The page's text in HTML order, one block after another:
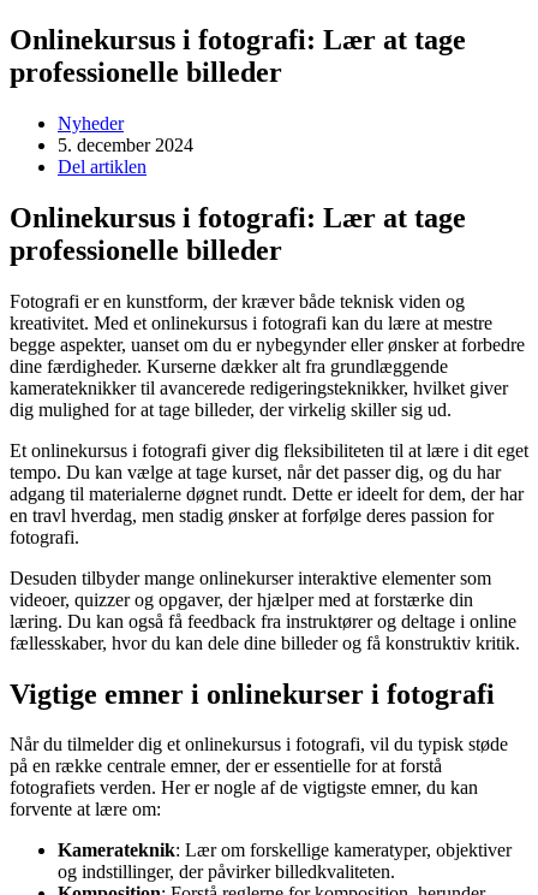
Onlinekursus i fotografi: Lær at tage
professionelle billeder
Nyheder
5. december 2024
Del artiklen
Onlinekursus i fotografi: Lær at tage
professionelle billeder
Fotografi er en kunstform, der kræver både teknisk viden og
kreativitet. Med et onlinekursus i fotografi kan du lære at mestre
begge aspekter, uanset om du er nybegynder eller ønsker at forbedre
dine færdigheder. Kurserne dækker alt fra grundlæggende
kamerateknikker til avancerede redigeringsteknikker, hvilket giver
dig mulighed for at tage billeder, der virkelig skiller sig ud.
Et onlinekursus i fotografi giver dig fleksibiliteten til at lære i dit eget
tempo. Du kan vælge at tage kurset, når det passer dig, og du har
adgang til materialerne døgnet rundt. Dette er ideelt for dem, der har
en travl hverdag, men stadig ønsker at forfølge deres passion for
fotografi.
Desuden tilbyder mange onlinekurser interaktive elementer som
videoer, quizzer og opgaver, der hjælper med at forstærke din
læring. Du kan også få feedback fra instruktører og deltage i online
fællesskaber, hvor du kan dele dine billeder og få konstruktiv kritik.
Vigtige emner i onlinekurser i fotografi
Når du tilmelder dig et onlinekursus i fotografi, vil du typisk støde
på en række centrale emner, der er essentielle for at forstå
fotografiets verden. Her er nogle af de vigtigste emner, du kan
forvente at lære om:
Kamerateknik: Lær om forskellige kameratyper, objektiver
og indstillinger, der påvirker billedkvaliteten.